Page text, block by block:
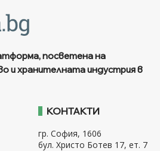
посветена на
и хранителната индустрия в
КОНТАКТИ
гр. София, 1606
бул. Христо Ботев 17, ет. 7